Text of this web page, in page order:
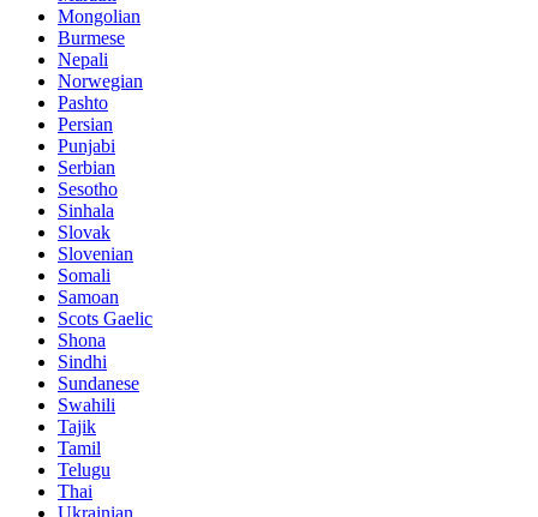
Mongolian
Burmese
Nepali
Norwegian
Pashto
Persian
Punjabi
Serbian
Sesotho
Sinhala
Slovak
Slovenian
Somali
Samoan
Scots Gaelic
Shona
Sindhi
Sundanese
Swahili
Tajik
Tamil
Telugu
Thai
Ukrainian